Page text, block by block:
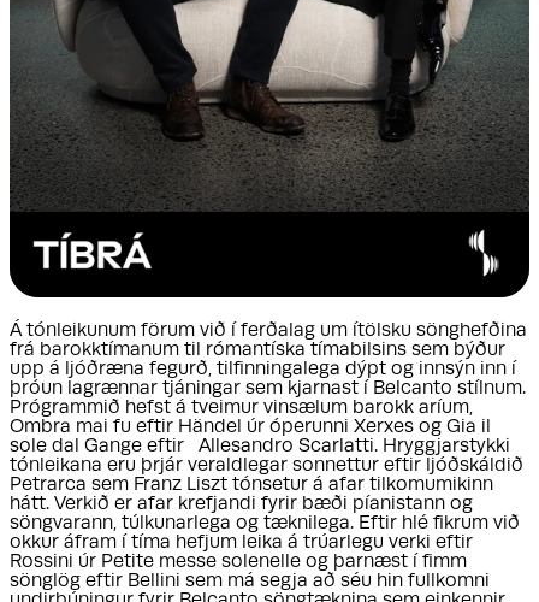
Á tónleikunum förum við í ferðalag um ítölsku sönghefðina
frá barokktímanum til rómantíska tímabilsins sem býður
upp á ljóðræna fegurð, tilfinningalega dýpt og innsýn inn í
þróun lagrænnar tjáningar sem kjarnast í Belcanto stílnum.
Prógrammið hefst á tveimur vinsælum barokk aríum,
Ombra mai fu eftir Händel úr óperunni Xerxes og Gia il
sole dal Gange eftir Allesandro Scarlatti. Hryggjarstykki
tónleikana eru þrjár veraldlegar sonnettur eftir ljóðskáldið
Petrarca sem Franz Liszt tónsetur á afar tilkomumikinn
hátt. Verkið er afar krefjandi fyrir bæði píanistann og
söngvarann, túlkunarlega og tæknilega. Eftir hlé fikrum við
okkur áfram í tíma hefjum leika á trúarlegu verki eftir
Rossini úr Petite messe solenelle og þarnæst í fimm
sönglög eftir Bellini sem má segja að séu hin fullkomni